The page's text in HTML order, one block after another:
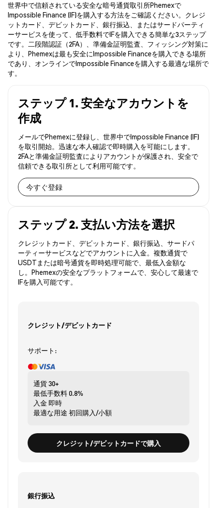
世界中で信頼されている安全な暗号通貨取引所Phemexで
Impossible Finance (IF)を購入する方法をご確認ください。クレジ
ットカード、デビットカード、銀行振込、またはサードパーティ
ーサービスを使って、低手数料でIFを購入できる簡単な3ステップ
です。二段階認証（2FA）、準備金証明監査、フィッシング対策に
より、Phemexは最も安全にImpossible Financeを購入できる場所
であり、オンラインでImpossible Financeを購入する最適な場所で
す。
ステップ 1. 安全なアカウントを
作成
メールでPhemexに登録し、世界中でImpossible Finance (IF)
を取引開始。迅速な本人確認で即時購入を可能にします。
2FAと準備金証明監査によりアカウントが保護され、安全で
信頼できる取引所として利用可能です。
今すぐ登録
ステップ 2. 支払い方法を選択
クレジットカード、デビットカード、銀行振込、サードパ
ーティーサービスなどでアカウントに入金。複数通貨で
USDTまたは暗号通貨を即時処理可能で、最低入金額な
し。Phemexの安全なプラットフォームで、安心して最速で
IFを購入可能です。
クレジット/デビットカード
サポート:
通貨30+
最低手数料0.8%
入金 即時
最適な用途 初回購入/小額
クレジット/デビットカードで購入
銀行振込